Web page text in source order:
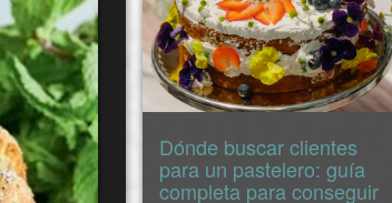
Dónde buscar clientes
para un pastelero: guía
completa para conseguir